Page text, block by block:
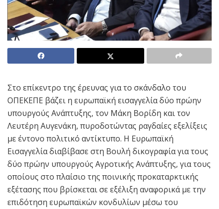
Στο επίκεντρο της έρευνας για το σκάνδαλο του
ΟΠΕΚΕΠΕ βάζει η ευρωπαϊκή εισαγγελία δύο πρώην
υπουργούς Ανάπτυξης, τον Μάκη Βορίδη και τον
Λευτέρη Αυγενάκη, πυροδοτώντας ραγδαίες εξελίξεις
με έντονο πολιτικό αντίκτυπο. Η Ευρωπαϊκή
Εισαγγελία διαβίβασε στη Βουλή δικογραφία για τους
δύο πρώην υπουργούς Αγροτικής Ανάπτυξης, για τους
οποίους στο πλαίσιο της ποινικής προκαταρκτικής
εξέτασης που βρίσκεται σε εξέλιξη αναφορικά με την
επιδότηση ευρωπαϊκών κονδυλίων μέσω του